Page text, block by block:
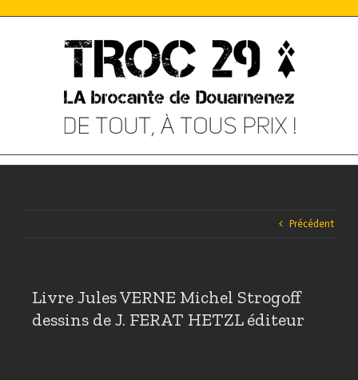
Précédent
Livre Jules VERNE Michel Strogoff
dessins de J. FERAT HETZL éditeur